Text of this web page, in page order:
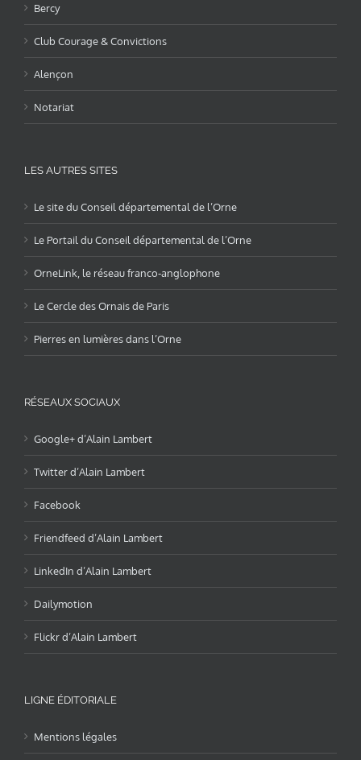
Bercy
Club Courage & Convictions
Alençon
Notariat
LES AUTRES SITES
Le site du Conseil départemental de l’Orne
Le Portail du Conseil départemental de l’Orne
OrneLink, le réseau franco-anglophone
Le Cercle des Ornais de Paris
Pierres en lumières dans l’Orne
RÉSEAUX SOCIAUX
Google+ d’Alain Lambert
Twitter d’Alain Lambert
Facebook
Friendfeed d’Alain Lambert
LinkedIn d’Alain Lambert
Dailymotion
Flickr d’Alain Lambert
LIGNE ÉDITORIALE
Mentions légales